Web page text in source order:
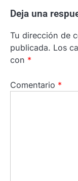
Deja una
Tu dirección de
publicada. Los
con *
Comentario *